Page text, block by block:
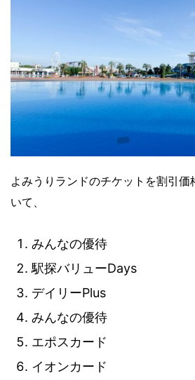
よみうりランドのチケットを割引
いて、
みんなの優待
駅探バリューDays
デイリーPlus
みんなの優待
エポスカード
イオンカード